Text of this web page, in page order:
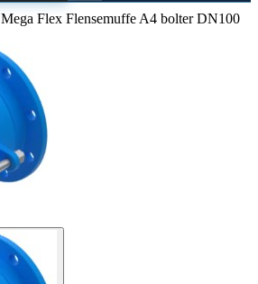
Mega Flex Flensemuffe A4 bolter DN100